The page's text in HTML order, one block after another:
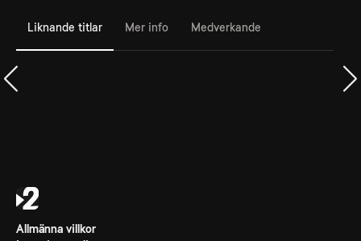
Liknande titlar Mer info Medverkande
Allmänna villkor